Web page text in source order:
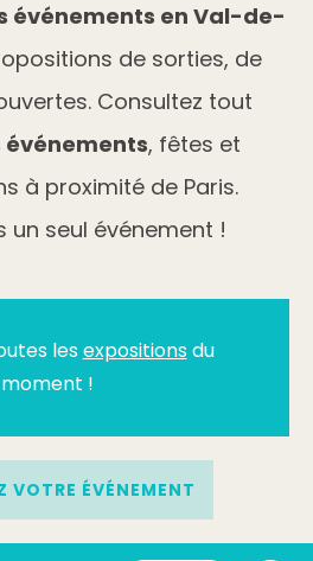
événements en Val-de-
de sorties, de
Consultez tout
, fêtes et
à proximité de Paris.
un seul événement !
lesexpositionsdu
moment !
VOTRE ÉVÉNEMENT